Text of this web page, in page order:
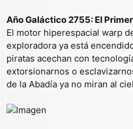
Año Galáctico 2755: El
El motor hiperespacial warp
exploradora ya está
piratas acechan con
extorsionarnos o
de la Abadía ya no miran al